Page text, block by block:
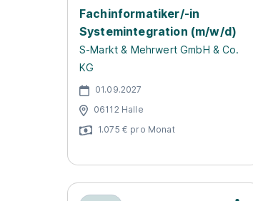
Fachinformatiker/-in
Systemintegration (m/w/d)
S-Markt & Mehrwert GmbH & Co.
KG
01.09.2027
06112 Halle
1.075 € pro Monat